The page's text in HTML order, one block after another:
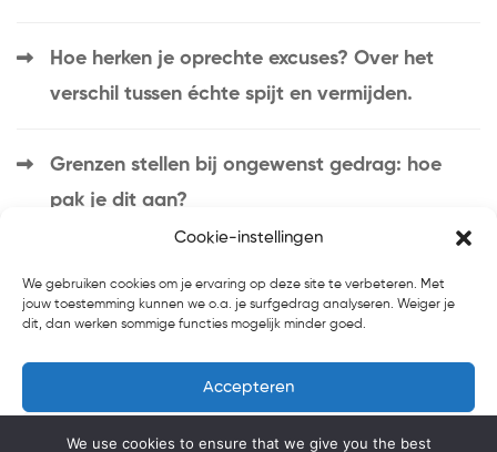
Cookie-instellingen
We gebruiken cookies om je ervaring op deze site te verbeteren. Met
jouw toestemming kunnen we o.a. je surfgedrag analyseren. Weiger je
dit, dan werken sommige functies mogelijk minder goed.
Accepteren
Weigeren
Hoe herken je oprechte excuses? Over het
verschil tussen échte spijt en vermijden.
Grenzen stellen bij ongewenst gedrag: hoe
pak je dit aan?
Introductie Blog
Over Ons Contact
We use cookies to ensure that we give you the best